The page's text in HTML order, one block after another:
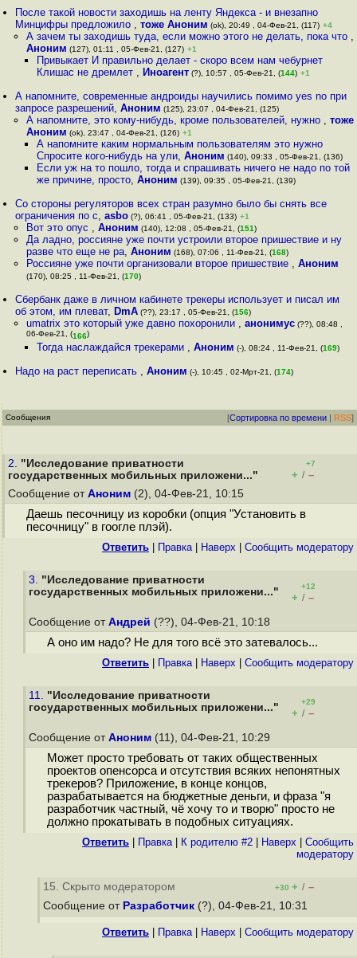
После такой новости заходишь на ленту Яндекса - и внезапно
Минцифры предложило ,тоже Аноним (ok), 20:49 , 04-Фев-21, (117) +4
А зачем ты заходишь туда, если можно этого не делать, пока что ,
Аноним (127), 01:11 , 05-Фев-21, (127) +1
Привыкает И правильно делает - скоро всем нам чебурнет
Клишас не дремлет , Иноагент(?), 10:57 , 05-Фев-21, (144) +1
А напомните, современные андроиды научились помимо yes no при
запросе разрешений,Аноним (125), 23:07 , 04-Фев-21, (125)
А напомните, это кому-нибудь, кроме пользователей, нужно , тоже
Аноним (ok), 23:47 , 04-Фев-21, (126) +1
А напомните каким нормальным пользователям это нужно
Спросите кого-нибудь на ули, Аноним (140), 09:33 , 05-Фев-21, (136)
Если уж на то пошло, тогда и спрашивать ничего не надо по той
же причине, просто, Аноним (139), 09:35 , 05-Фев-21, (139)
Со стороны регуляторов всех стран разумно было бы снять все
ограничения по с,asbo (?), 06:41 , 05-Фев-21, (133) +1
Вот это опус , Аноним (140), 12:08 , 05-Фев-21, (151)
Да ладно, россияне уже почти устроили второе пришествие и ну
разве что еще не ра, Аноним (168), 07:06 , 11-Фев-21, (168)
Россияне уже почти организовали второе пришествие , Аноним
(170), 08:25 , 11-Фев-21, (170)
Сбербанк даже в личном кабинете трекеры использует и писал им
об этом, им плеват, DmA (??), 23:17 , 05-Фев-21, (156)
umatrix это который уже давно похоронили , анонимус(??), 08:48 ,
06-Фев-21, (166)
Тогда наслаждайся трекерами , Аноним (-), 08:24 , 11-Фев-21, (169)
Надо на раст переписать ,Аноним (-), 10:45 , 02-Мрт-21, (174)
Сообщения [Сортировка по времени | RSS]
2. "Исследование приватности
государственных мобильных приложени..."
+7
+ / –
Сообщение от Аноним (2), 04-Фев-21, 10:15
Даешь песочницу из коробки (опция "Установить в
песочницу" в гоогле плэй).
Ответить Правка| Наверх Cообщить модератору
3. "Исследование приватности
государственных мобильных приложени..."
+12
+ / –
Сообщение от Андрей (??), 04-Фев-21, 10:18
А оно им надо? Не для того всё это затевалось...
Ответить Правка| Наверх Cообщить модератору
11. "Исследование приватности
государственных мобильных приложени..."
+29
+ / –
Сообщение от Аноним (11), 04-Фев-21, 10:29
Может просто требовать от таких общественных
проектов опенсорса и отсутствия всяких непонятных
трекеров? Приложение, в конце концов,
разрабатывается на бюджетные деньги, и фраза "я
разработчик частный, чё хочу то и творю" просто не
должно прокатывать в подобных ситуациях.
Ответить Правка| К родителю #2 Наверх
Cообщить
модератору
15. Скрыто модератором +30 + / –
Сообщение от Разработчик (?), 04-Фев-21, 10:31
Ответить Правка| Наверх Cообщить модератору